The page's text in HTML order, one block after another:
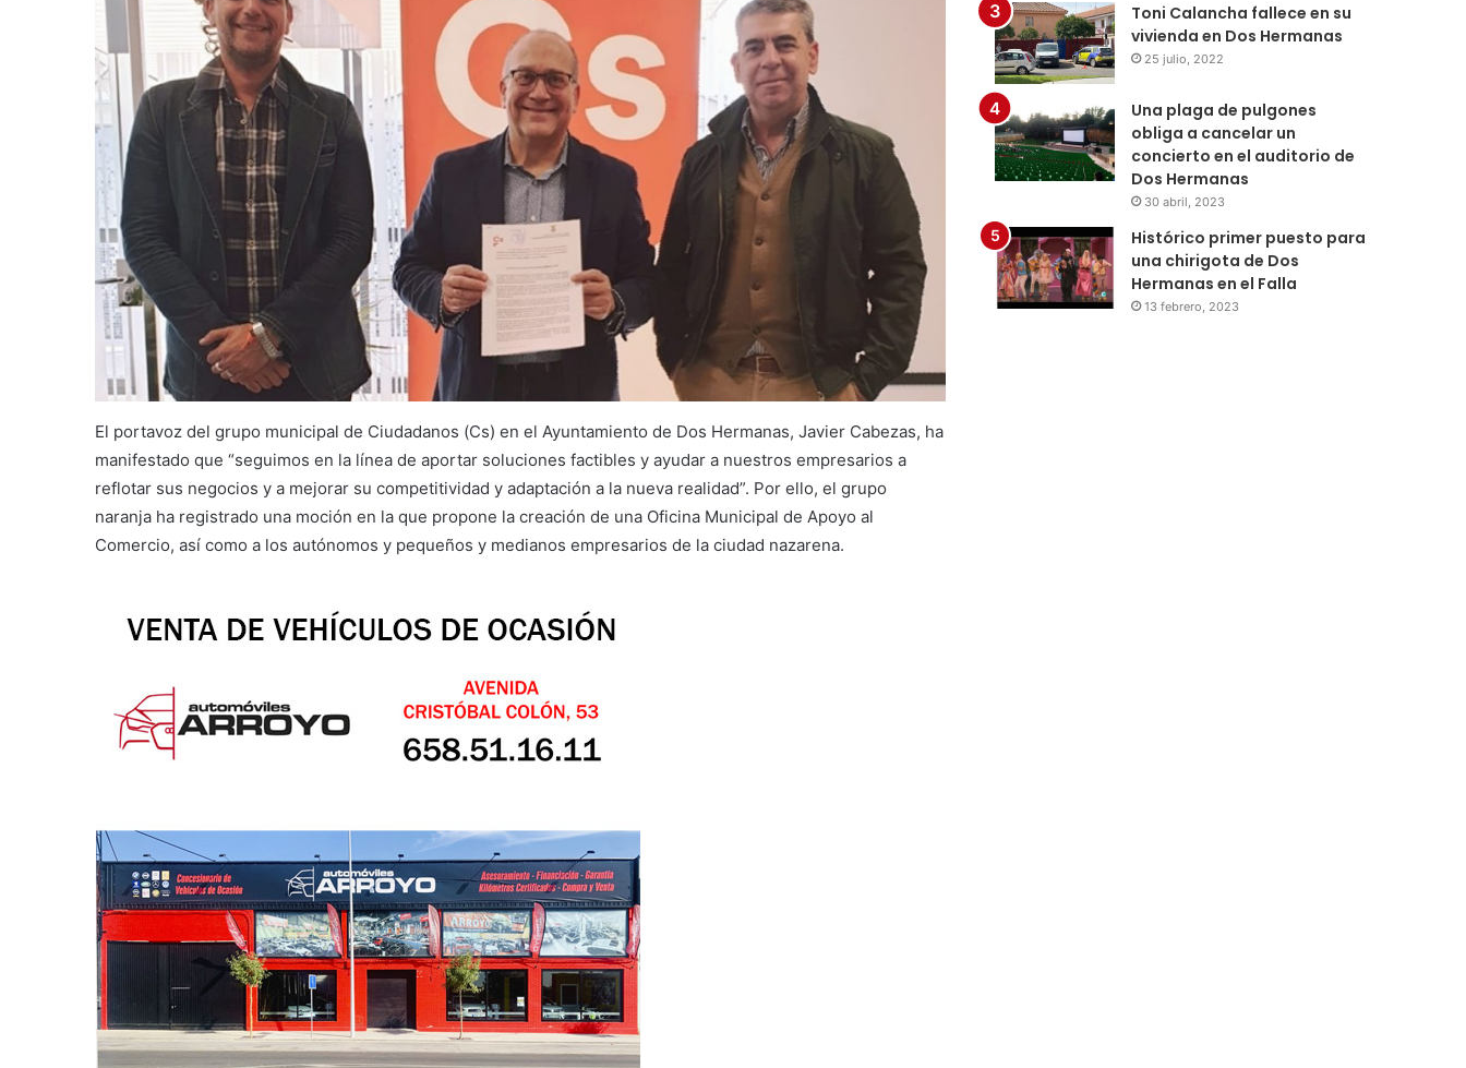
El portavoz del grupo municipal de Ciudadanos (Cs) en el Ayuntamiento de Dos Hermanas, Javier Cabezas, ha
manifestado que “seguimos en la línea de aportar soluciones factibles y ayudar a nuestros empresarios a
reflotar sus negocios y a mejorar su competitividad y adaptación a la nueva realidad”. Por ello, el grupo
naranja ha registrado una moción en la que propone la creación de una Oficina Municipal de Apoyo al
Comercio, así como a los autónomos y pequeños y medianos empresarios de la ciudad nazarena.
Toni Calancha fallece en su
vivienda en Dos Hermanas
25 julio, 2022
Una plaga de pulgones
obliga a cancelar un
concierto en el auditorio de
Dos Hermanas
30 abril, 2023
Histórico primer puesto para
una chirigota de Dos
Hermanas en el Falla
13 febrero, 2023